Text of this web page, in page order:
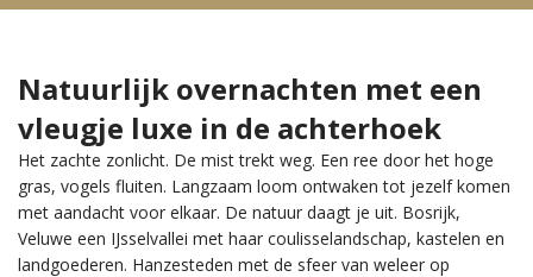
Natuurlijk overnachten met een
vleugje luxe in de achterhoek
Het zachte zonlicht. De mist trekt weg. Een ree door het hoge
gras, vogels fluiten. Langzaam loom ontwaken tot jezelf komen
met aandacht voor elkaar. De natuur daagt je uit. Bosrijk,
Veluwe een IJsselvallei met haar coulisselandschap, kastelen en
landgoederen. Hanzesteden met de sfeer van weleer op